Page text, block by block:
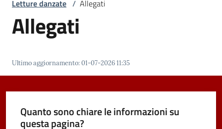
AL MERITO
Amministrazione
Novità
Servizi
Letture danzate / Allegati
Allegati
Ultimo aggiornamento:01-07-2026 11:35
Quanto sono chiare le informazioni su
questa pagina?